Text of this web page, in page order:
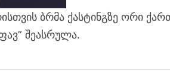
ბრმა ქასტინგზე ორი
შეასრულა.